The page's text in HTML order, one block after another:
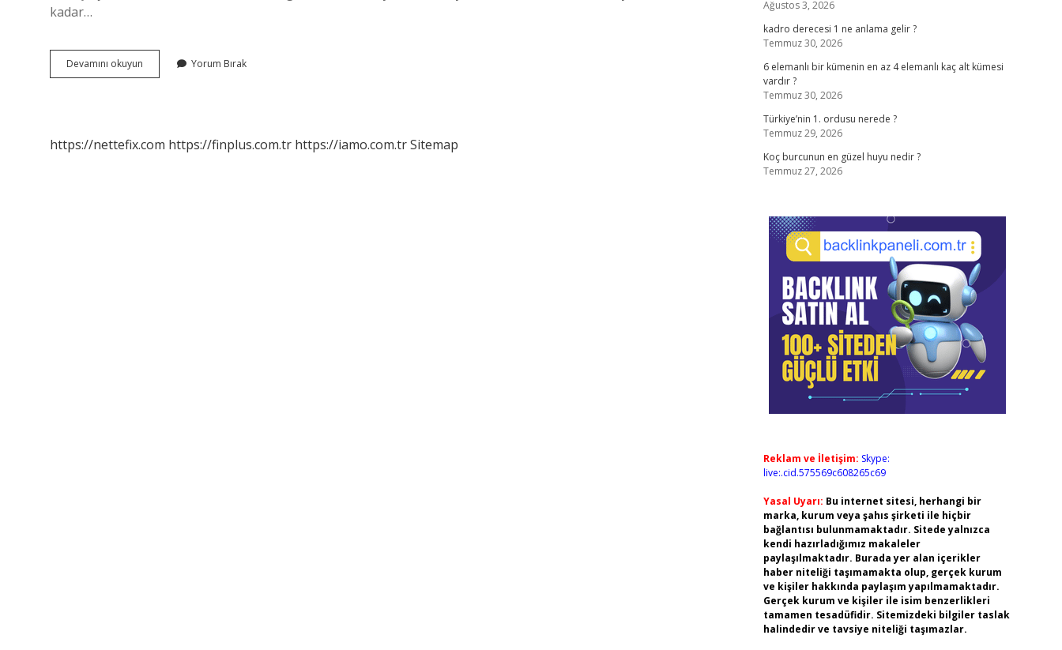
kadar…
Devamını okuyun
Prim
Yorum Bırak
https://nettefix.com https://finplus.com.tr https://iamo.com.trSitemap
Ağustos 3, 2026
kadro derecesi 1 ne anlama gelir ?
Temmuz 30, 2026
6 elemanlı bir kümenin en az 4 elemanlı kaç alt kümesi
vardır ?
Temmuz 30, 2026
Türkiye’nin 1. ordusu nerede ?
Temmuz 29, 2026
Koç burcunun en güzel huyu nedir ?
Temmuz 27, 2026
Reklam ve İletişim: Skype:
live:.cid.575569c608265c69
Yasal Uyarı: Bu internet sitesi, herhangi bir
marka, kurum veya şahıs şirketi ile hiçbir
bağlantısı bulunmamaktadır. Sitede yalnızca
kendi hazırladığımız makaleler
paylaşılmaktadır. Burada yer alan içerikler
haber niteliği taşımamakta olup, gerçek kurum
ve kişiler hakkında paylaşım yapılmamaktadır.
Gerçek kurum ve kişiler ile isim benzerlikleri
tamamen tesadüfidir. Sitemizdeki bilgiler taslak
halindedir ve tavsiye niteliği taşımazlar.